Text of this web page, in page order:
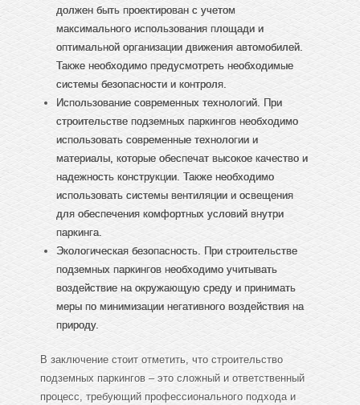
должен быть проектирован с учетом
максимального использования площади и
оптимальной организации движения автомобилей.
Также необходимо предусмотреть необходимые
системы безопасности и контроля.
Использование современных технологий. При
строительстве подземных паркингов необходимо
использовать современные технологии и
материалы, которые обеспечат высокое качество и
надежность конструкции. Также необходимо
использовать системы вентиляции и освещения
для обеспечения комфортных условий внутри
паркинга.
Экологическая безопасность. При строительстве
подземных паркингов необходимо учитывать
воздействие на окружающую среду и принимать
меры по минимизации негативного воздействия на
природу.
В заключение стоит отметить, что строительство
подземных паркингов – это сложный и ответственный
процесс, требующий профессионального подхода и